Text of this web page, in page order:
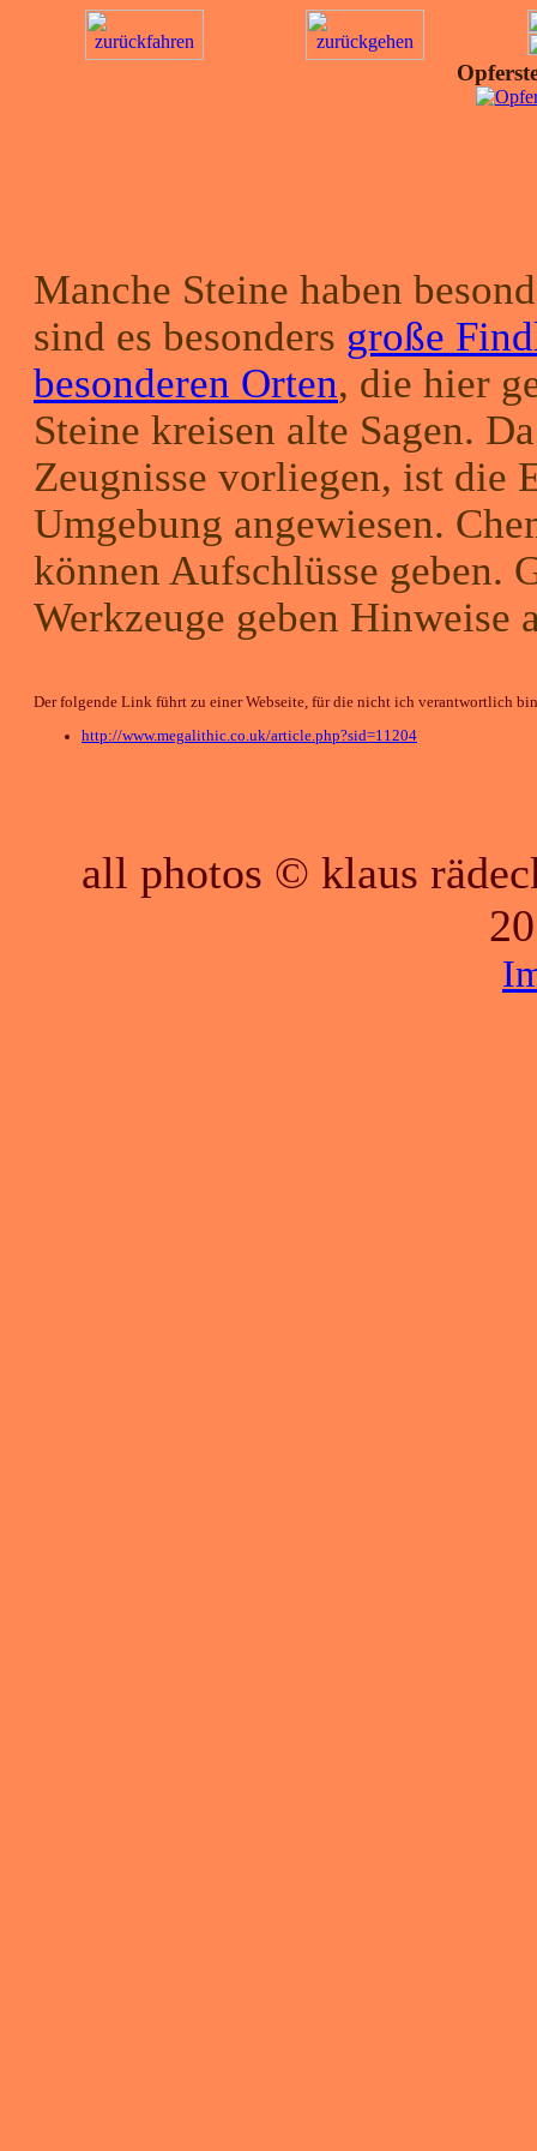
Manche Steine haben
sind es besonders große
besonderen Orten, die hier
Steine kreisen alte Sagen.
Zeugnisse vorliegen, ist die
Umgebung angewiesen.
können Aufschlüsse geben.
Werkzeuge geben Hinweise
Der folgende Link führt zu einer Webseite, für die nicht ich verantwortlich
http://www.megalithic.co.uk/article.php?sid=11204
all photos © klaus